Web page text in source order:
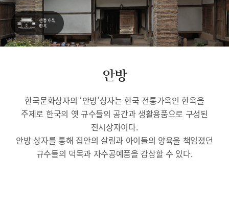
안방
한국문화상자의 ‘안방’상자는 한국 전통가옥인 한옥을
주제로 한국의 옛 규수들의 공간과 생활용품으로 구성된
전시상자이다.
안방 상자를 통해 집안의 살림과 아이들의 양육을 책임졌던
규수들의 덕목과 자수공예품을 감상할 수 있다.